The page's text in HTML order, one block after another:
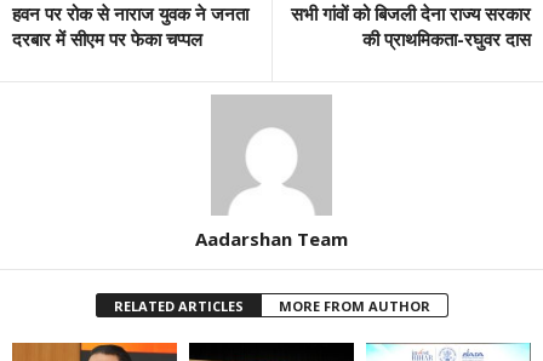
हवन पर रोक से नाराज युवक ने जनता
दरबार में सीएम पर फेका चप्पल
सभी गांवों को बिजली देना राज्य सरकार
की प्राथमिकता-रघुवर दास
Aadarshan Team
RELATED ARTICLES MORE FROM AUTHOR